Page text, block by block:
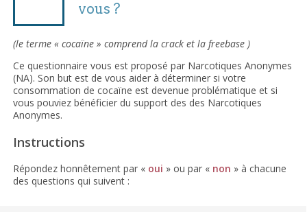
vous ?
(le terme « cocaïne » comprend la crack et la freebase )
Ce questionnaire vous est proposé par Narcotiques Anonymes
(NA). Son but est de vous aider à déterminer si votre
consommation de cocaïne est devenue problématique et si
vous pouviez bénéficier du support des des Narcotiques
Anonymes.
Instructions
Répondez honnêtement par « oui » ou par « non » à chacune
des questions qui suivent :